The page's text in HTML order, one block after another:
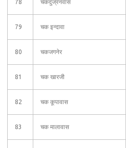
78 चकदुज्रनवास
79 चक इन्दावा
80 चकजगनेर
81 चक खारजी
82 चक कूपावास
83 चक मालावास